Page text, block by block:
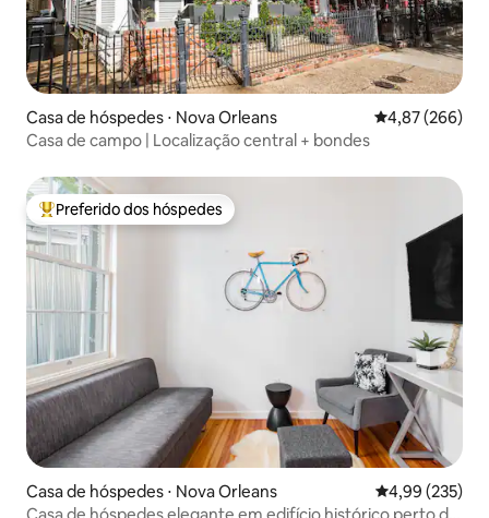
Casa de hóspedes ⋅ Nova Orleans 4,87 de uma
4,87 (266)
Casa de campo | Localização central + bondes
Entre os melhores preferidos dos hóspedes
Preferido dos hóspedes
Casa de hóspedes ⋅ Nova Orleans 4,99 de uma
4,99 (235)